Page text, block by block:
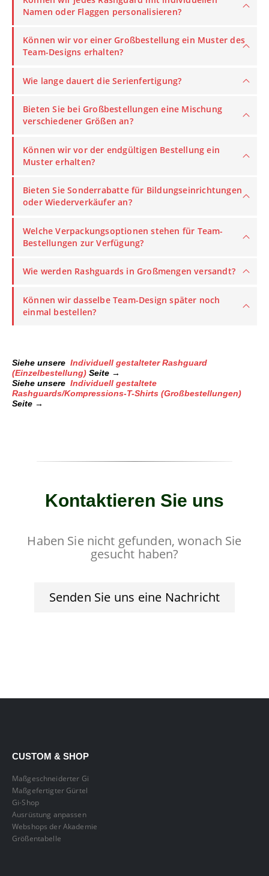
Namen oder Flaggen personalisieren?
Können wir vor einer Großbestellung ein Muster des
Team-Designs erhalten?
Wie lange dauert die Serienfertigung?
Bieten Sie bei Großbestellungen eine Mischung
verschiedener Größen an?
Können wir vor der endgültigen Bestellung ein
Muster erhalten?
Bieten Sie Sonderrabatte für Bildungseinrichtungen
oder Wiederverkäufer an?
Welche Verpackungsoptionen stehen für Team-
Bestellungen zur Verfügung?
Wie werden Rashguards in Großmengen versandt?
Können wir dasselbe Team-Design später noch
einmal bestellen?
Siehe unsere Individuell gestalteter Rashguard
(Einzelbestellung) Seite →
Siehe unsere Individuell gestaltete
Rashguards/Kompressions-T-Shirts (Großbestellungen)
Seite →
Kontaktieren Sie uns
Haben Sie nicht gefunden, wonach Sie
gesucht haben?
Senden Sie uns eine Nachricht
CUSTOM & SHOP
Maßgeschneiderter Gi
Maßgefertigter Gürtel
Gi-Shop
Ausrüstung anpassen
Webshops der Akademie
Größentabelle